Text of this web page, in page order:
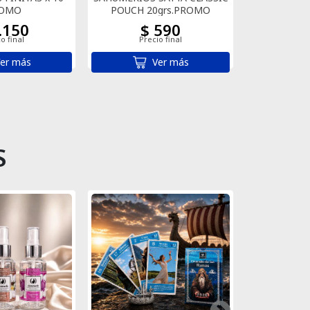
final
más
POUCH 20grs.PROMO
$ 590
Precio final
Ver más